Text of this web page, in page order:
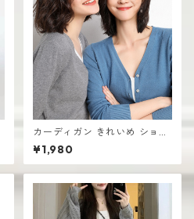
カーディガン きれいめ ショー
ト丈 レディース 羽織り 軽量
無地デザイン ニット
¥1,980